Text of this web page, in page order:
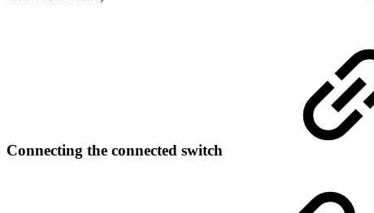
Connecting the connected switch